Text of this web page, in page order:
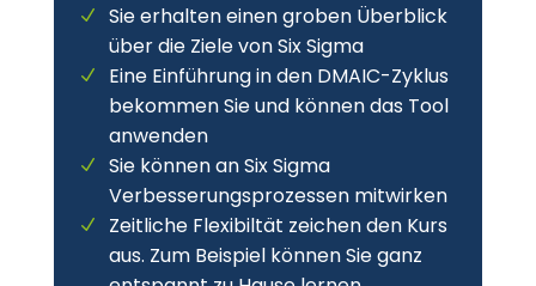
Sie erhalten einen groben Überblick
über die Ziele von Six Sigma
Eine Einführung in den DMAIC-Zyklus
bekommen Sie und können das Tool
anwenden
Sie können an Six Sigma
Verbesserungsprozessen mitwirken
Zeitliche Flexibiltät zeichen den Kurs
aus. Zum Beispiel können Sie ganz